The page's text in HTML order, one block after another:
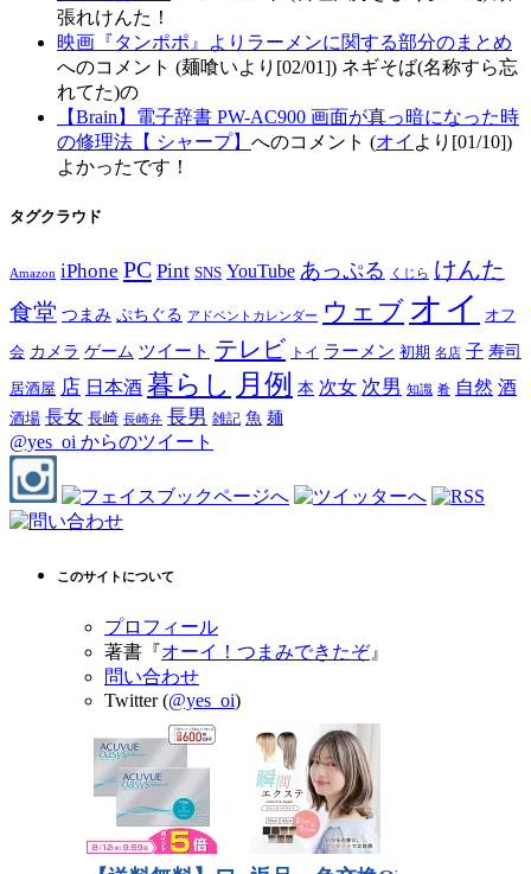
張れけんた！
映画『タンポポ』よりラーメンに関する部分のまとめ
へのコメント (麺喰いより[02/01]) ネギそば(名称すら忘
れてた)の
【Brain】電子辞書 PW-AC900 画面が真っ暗になった時
の修理法【 シャープ】 へのコメント (オイ より[01/10])
よかったです！
タグクラウド
Amazon iPhone PC Pint SNS YouTube あっぷる くじら けんた
食堂 つまみ ぷちぐる アドベントカレンダー ウェブ オイ オフ
会 カメラ ゲーム ツイート テレビ トイ ラーメン 初期 名店 子 寿司
居酒屋 店 日本酒 暮らし 月例 本 次女 次男 知識 肴 自然 酒
酒場 長女 長崎 長崎弁 長男 雑記 魚 麺
@yes_oi からのツイート
このサイトについて
プロフィール
著書『オーイ！つまみできたぞ』
問い合わせ
Twitter (@yes_oi)